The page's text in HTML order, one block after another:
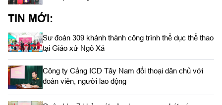
TIN MỚI:
Sư đoàn 309 khánh thành công trình thể dục thể thao
tại Giáo xứ Ngô Xá
Công ty Cảng ICD Tây Nam đối thoại dân chủ với
đoàn viên, người lao động